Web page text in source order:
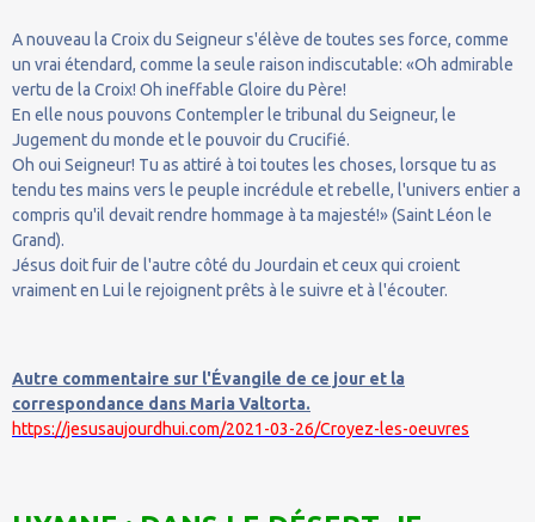
A nouveau la Croix du Seigneur s'élève de toutes ses force, comme
un vrai étendard, comme la seule raison indiscutable: «Oh admirable
vertu de la Croix! Oh ineffable Gloire du Père!
En elle nous pouvons Contempler le tribunal du Seigneur, le
Jugement du monde et le pouvoir du Crucifié.
Oh oui Seigneur! Tu as attiré à toi toutes les choses, lorsque tu as
tendu tes mains vers le peuple incrédule et rebelle, l'univers entier a
compris qu'il devait rendre hommage à ta majesté!» (Saint Léon le
Grand).
Jésus doit fuir de l'autre côté du Jourdain et ceux qui croient
vraiment en Lui le rejoignent prêts à le suivre et à l'écouter.
Autre commentaire sur l'Évangile de ce jour et la
correspondance dans Maria Valtorta.
https://jesusaujourdhui.com/2021-03-26/Croyez-les-oeuvres